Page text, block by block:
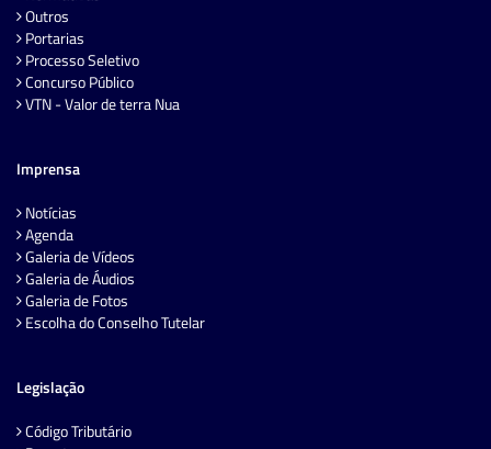
Outros
Portarias
Processo Seletivo
Concurso Público
VTN - Valor de terra Nua
Imprensa
Notícias
Agenda
Galeria de Vídeos
Galeria de Áudios
Galeria de Fotos
Escolha do Conselho Tutelar
Legislação
Código Tributário